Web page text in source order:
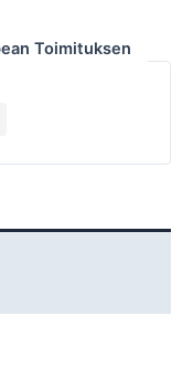
Toimituksen